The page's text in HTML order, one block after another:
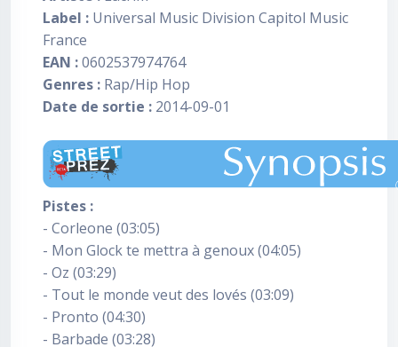
Label : Universal Music Division Capitol Music
France
EAN :0602537974764
Genres : Rap/Hip Hop
Date de sortie : 2014-09-01
Pistes :
- Corleone (03:05)
- Mon Glock te mettra à genoux (04:05)
- Oz (03:29)
- Tout le monde veut des lovés (03:09)
- Pronto (04:30)
- Barbade (03:28)